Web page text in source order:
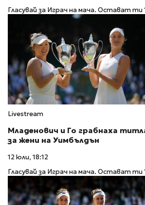
Гласувай за Играч на мача. Остават ти
Livestream
Младенович и Го грабнаха
за жени на Уимбълдън
12 юли, 18:12
Гласувай за Играч на мача. Остават ти